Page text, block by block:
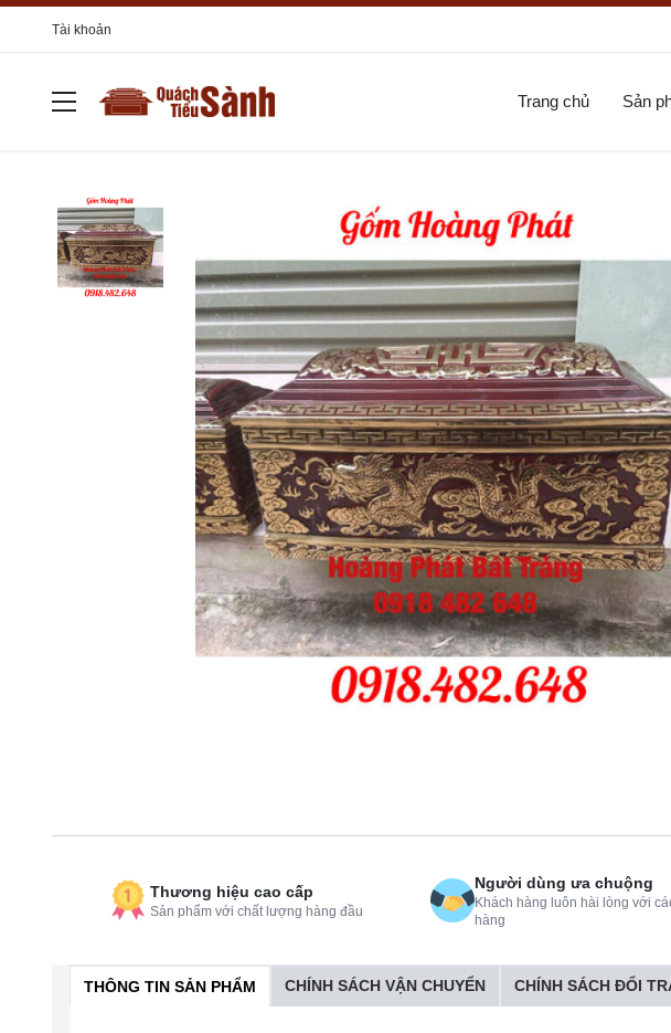
Tài khoản
Trang chủ Sản
Thương hiệu cao cấp
Sản phẩm với chất lượng hàng đầu
Người dùng ưa chuộng
Khách hàng luôn hài lòng với
hàng
THÔNG TIN SẢN PHẨM CHÍNH SÁCH VẬN CHUYỂN CHÍNH SÁCH ĐỔI